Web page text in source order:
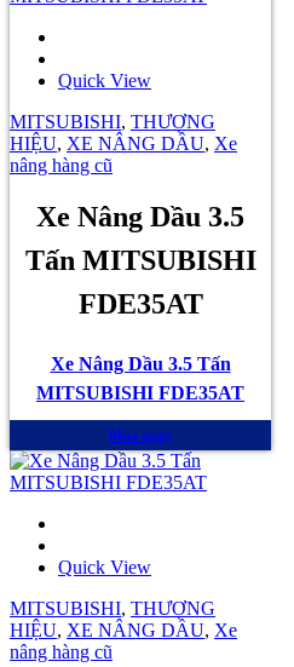
Quick View
MITSUBISHI, THƯƠNG
HIỆU, XE NÂNG DẦU, Xe
nâng hàng cũ
Xe Nâng Dầu 3.5
Tấn MITSUBISHI
FDE35AT
Xe Nâng Dầu 3.5 Tấn
MITSUBISHI FDE35AT
Mua ngay
Quick View
MITSUBISHI, THƯƠNG
HIỆU, XE NÂNG DẦU, Xe
nâng hàng cũ